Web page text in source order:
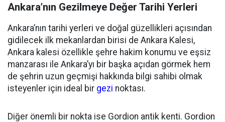
Ankara’nın Gezilmeye Değer Tarihi Yerleri
Ankara’nın tarihi yerleri ve doğal güzellikleri açısından
gidilecek ilk mekanlardan birisi de Ankara Kalesi,
Ankara kalesi özellikle şehre hakim konumu ve eşsiz
manzarası ile Ankara’yı bir başka açıdan görmek hem
de şehrin uzun geçmişi hakkında bilgi sahibi olmak
isteyenler için ideal bir gezi noktası.
Diğer önemli bir nokta ise Gordion antik kenti. Gordion